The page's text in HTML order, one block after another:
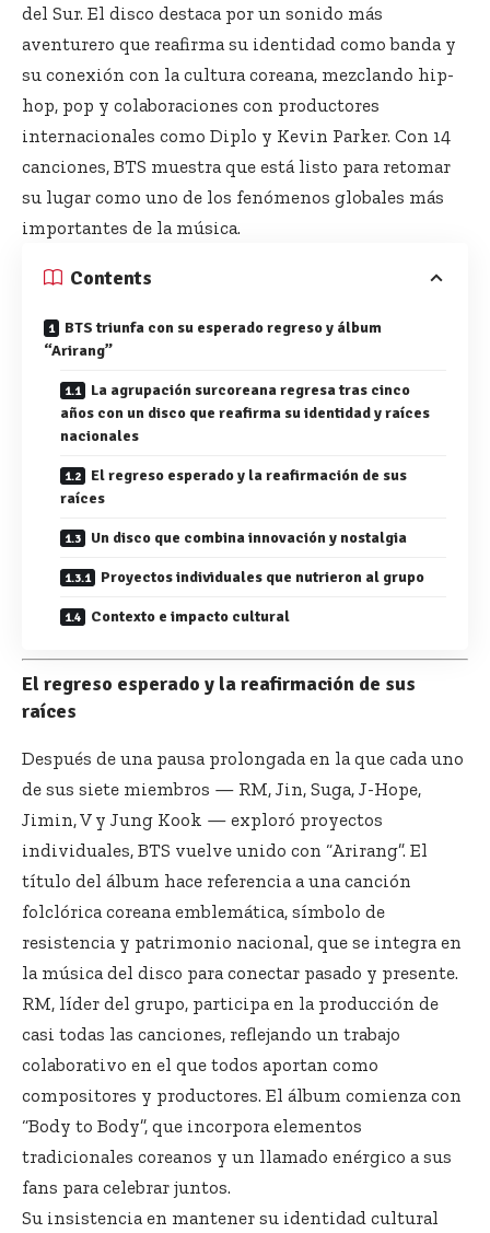
del Sur. El disco destaca por un sonido más
aventurero que reafirma su identidad como banda y
su conexión con la cultura coreana, mezclando hip-
hop, pop y colaboraciones con productores
internacionales como Diplo y Kevin Parker. Con 14
canciones, BTS muestra que está listo para retomar
su lugar como uno de los fenómenos globales más
importantes de la música.
Contents
BTS triunfa con su esperado regreso y álbum
“Arirang”
La agrupación surcoreana regresa tras cinco
años con un disco que reafirma su identidad y raíces
nacionales
El regreso esperado y la reafirmación de sus
raíces
Un disco que combina innovación y nostalgia
Proyectos individuales que nutrieron al grupo
Contexto e impacto cultural
El regreso esperado y la reafirmación de sus
raíces
Después de una pausa prolongada en la que cada uno
de sus siete miembros — RM, Jin, Suga, J-Hope,
Jimin, V y Jung Kook — exploró proyectos
individuales, BTS vuelve unido con “Arirang”. El
título del álbum hace referencia a una canción
folclórica coreana emblemática, símbolo de
resistencia y patrimonio nacional, que se integra en
la música del disco para conectar pasado y presente.
RM, líder del grupo, participa en la producción de
casi todas las canciones, reflejando un trabajo
colaborativo en el que todos aportan como
compositores y productores. El álbum comienza con
“Body to Body”, que incorpora elementos
tradicionales coreanos y un llamado enérgico a sus
fans para celebrar juntos.
Su insistencia en mantener su identidad cultural